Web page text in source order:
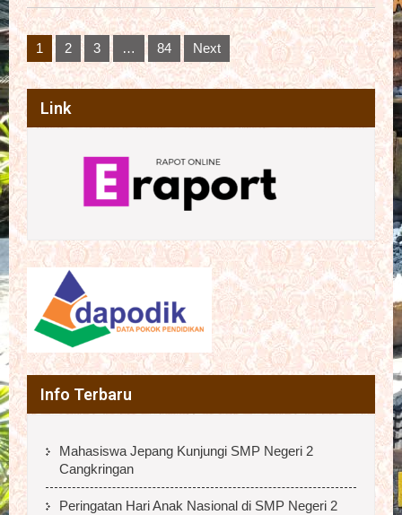
Posts
pagination
1 2 3 … 84 Next
Link
Info Terbaru
Mahasiswa Jepang Kunjungi SMP Negeri 2
Cangkringan
Peringatan Hari Anak Nasional di SMP Negeri 2